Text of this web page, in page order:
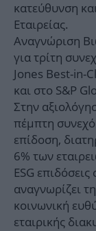
κατεύθυνση
Εταιρείας.
Αναγνώριση
για τρίτη
Jones Best-in-
και στο S&P
Στην
πέμπτη
επίδοση,
6% των
ESG
αναγνωρίζει
κοινωνική
εταιρικής